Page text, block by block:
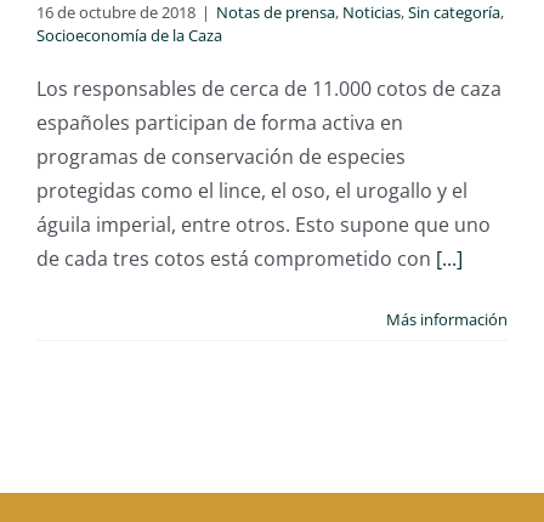
16 de octubre de 2018 | Notas de prensa, Noticias,Sin categoría,
Socioeconomía de la Caza
Los responsables de cerca de 11.000 cotos de caza
españoles participan de forma activa en
programas de conservación de especies
protegidas como el lince, el oso, el urogallo y el
águila imperial, entre otros. Esto supone que uno
de cada tres cotos está comprometido con [...]
Más información